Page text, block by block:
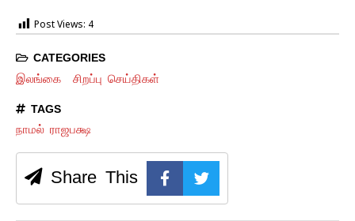
Post Views: 4
CATEGORIES
இலங்கை சிறப்பு செய்திகள்
TAGS
நாமல் ராஜபக்ஷ
Share This